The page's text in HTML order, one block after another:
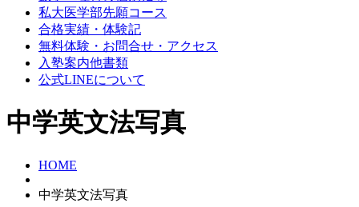
私大医学部先願コース
合格実績・体験記
無料体験・お問合せ・アクセス
入塾案内他書類
公式LINEについて
中学英文法写真
HOME
中学英文法写真